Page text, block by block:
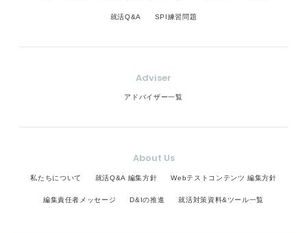
就活Q&A SPI練習問題
Adviser
アドバイザー一覧
About Us
私たちについて 就活Q&A 編集方針 Webテストコンテンツ 編集方針
編集責任者メッセージ D&Iの推進 就活対策資料&ツール一覧